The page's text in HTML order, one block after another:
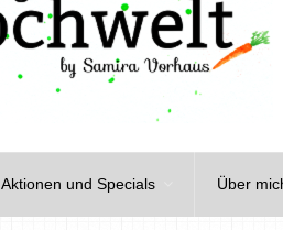
Aktionen und Specials Über